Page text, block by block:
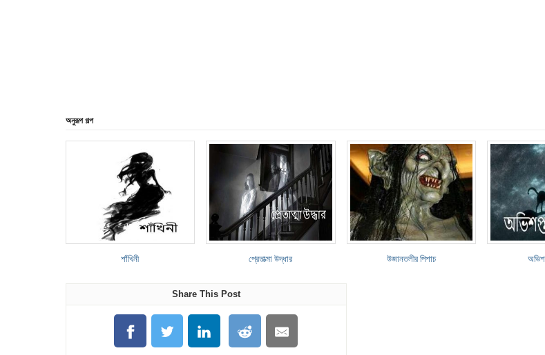
অনুরূপ গল্প
শাঁখিনী প্রেতাত্মা উদ্ধার উজানতলীর পিশাচ
Share This Post